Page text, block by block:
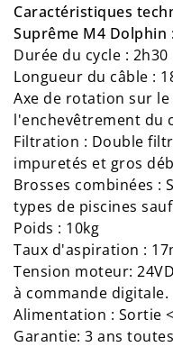
Caractéristiques
Suprême M4 Dolphin
Durée du cycle : 2h30
Longueur du câble :
Axe de rotation sur le
l'enchevêtrement du
Filtration : Double
impuretés et gros
Brosses combinées :
types de piscines
Poids : 10kg
Taux d'aspiration :
Tension moteur:
à commande digitale.
Alimentation : Sortie
Garantie: 3 ans